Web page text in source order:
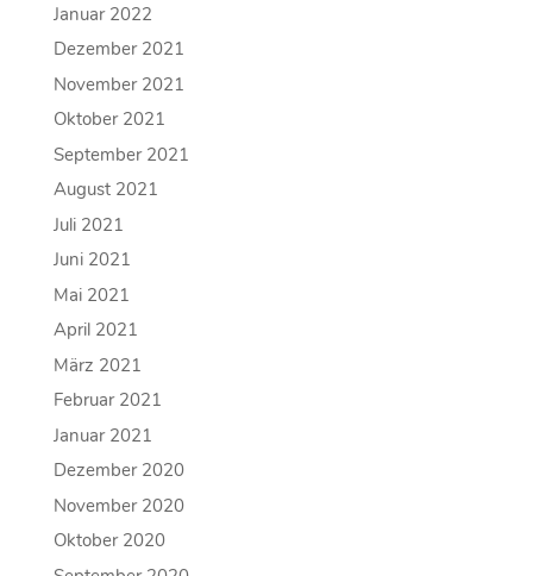
Januar 2022
Dezember 2021
November 2021
Oktober 2021
September 2021
August 2021
Juli 2021
Juni 2021
Mai 2021
April 2021
März 2021
Februar 2021
Januar 2021
Dezember 2020
November 2020
Oktober 2020